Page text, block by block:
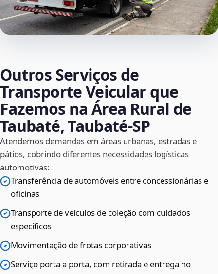
Outros Serviços de
Transporte Veicular que
Fazemos na Área Rural de
Taubaté, Taubaté‑SP
Atendemos demandas em áreas urbanas, estradas e
pátios, cobrindo diferentes necessidades logísticas
automotivas:
Transferência de automóveis entre concessionárias e
oficinas
Transporte de veículos de coleção com cuidados
específicos
Movimentação de frotas corporativas
Serviço porta a porta, com retirada e entrega no